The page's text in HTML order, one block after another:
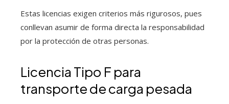
Estas licencias exigen criterios más rigurosos, pues
conllevan asumir de forma directa la responsabilidad
por la protección de otras personas.
Licencia Tipo F para
transporte de carga pesada